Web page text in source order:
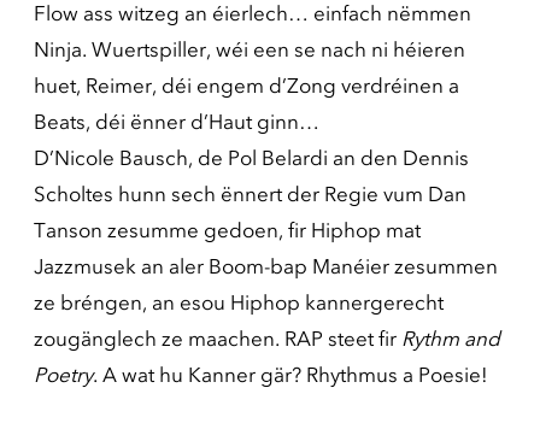
Flow ass witzeg an éierlech… einfach nëmmen
Ninja. Wuertspiller, wéi een se nach ni héieren
huet, Reimer, déi engem d’Zong verdréinen a
Beats, déi ënner d’Haut ginn…
D’Nicole Bausch, de Pol Belardi an den Dennis
Scholtes hunn sech ënnert der Regie vum Dan
Tanson zesumme gedoen, fir Hiphop mat
Jazzmusek an aler Boom-bap Manéier zesummen
ze bréngen, an esou Hiphop kannergerecht
zougänglech ze maachen. RAP steet fir Rythm and
Poetry. A wat hu Kanner gär? Rhythmus a Poesie!